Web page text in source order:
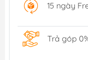
15 ngày
Trả góp